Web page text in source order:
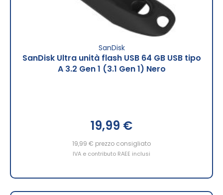
SanDisk
SanDisk Ultra unità flash USB 64 GB USB tipo
A 3.2 Gen 1 (3.1 Gen 1) Nero
19,99 €
19,99 € prezzo consigliato
IVA e contributo RAEE inclusi